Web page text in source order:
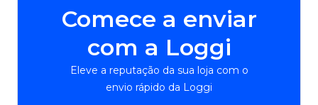
Comece a enviar
com a Loggi
Eleve a reputação da sua loja com o
envio rápido da Loggi